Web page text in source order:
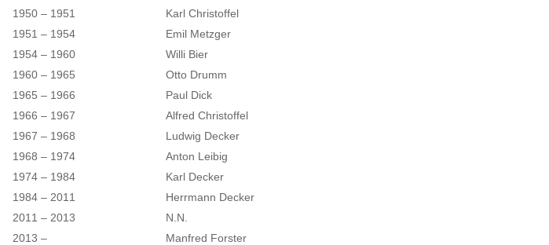
1950 – 1951
Karl Christoffel
1951 – 1954
Emil Metzger
1954 – 1960
Willi Bier
1960 – 1965
Otto Drumm
1965 – 1966
Paul Dick
1966 – 1967
Alfred Christoffel
1967 – 1968
Ludwig Decker
1968 – 1974
Anton Leibig
1974 – 1984
Karl Decker
1984 – 2011
Herrmann Decker
2011 – 2013
N.N.
2013 –
Manfred Forster